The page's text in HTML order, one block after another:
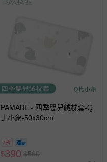
PAMABE - 四季嬰兒絨枕套-Q
比小象-50x30cm
7折
$390 $560